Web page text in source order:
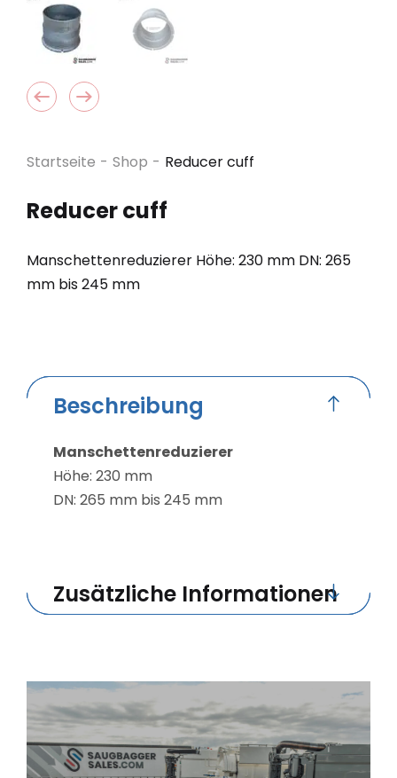
Startseite - Shop - Reducer cuff
Reducer cuff
Manschettenreduzierer Höhe: 230 mm DN: 265
mm bis 245 mm
Beschreibung
Manschettenreduzierer
Höhe: 230 mm
DN: 265 mm bis 245 mm
Zusätzliche Informationen